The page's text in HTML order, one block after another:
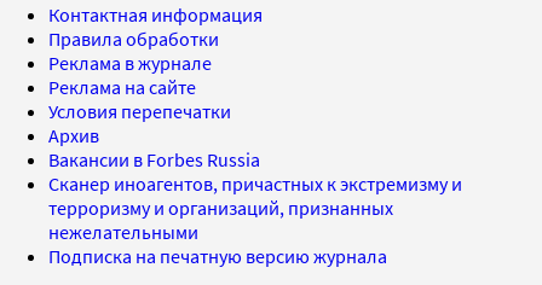
Контактная информация
Правила обработки
Реклама в журнале
Реклама на сайте
Условия перепечатки
Архив
Вакансии в Forbes Russia
Сканер иноагентов, причастных к экстремизму и
терроризму и организаций, признанных
нежелательными
Подписка на печатную версию журнала